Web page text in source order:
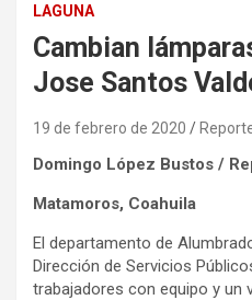
LAGUNA
Cambian
Jose Santos
19 de febrero de 2020
Domingo López Bustos /
Matamoros, Coahuila
El departamento de
Dirección de Servicios
trabajadores con equipo y un